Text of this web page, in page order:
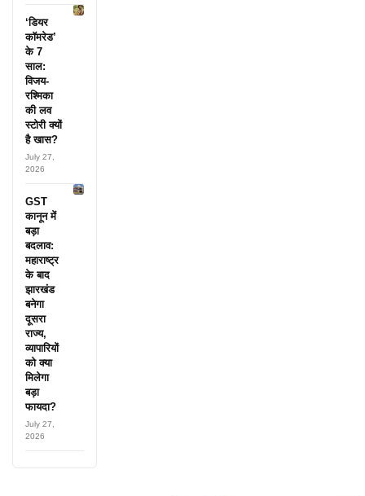
‘डियर
कॉमरेड’
के 7
साल:
विजय-
रश्मिका
की लव
स्टोरी क्यों
है खास?
July 27,
2026
GST
कानून में
बड़ा
बदलाव:
महाराष्ट्र
के बाद
झारखंड
बनेगा
दूसरा
राज्य,
व्यापारियों
को क्या
मिलेगा
बड़ा
फायदा?
July 27,
2026